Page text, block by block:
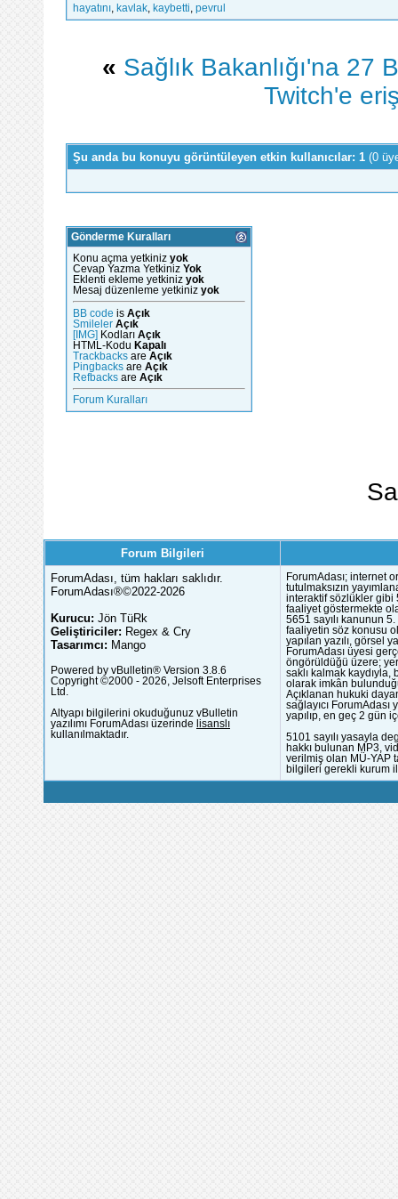
hayatını
kavlak kaybetti pevrul
« Sağlık Bakanlığı'na 27
Twitch'e
Şu anda bu konuyu görüntüleyen etkin kullanıcılar: 1 (0
Gönderme Kuralları
Konu açma yetkiniz yok
Cevap Yazma Yetkiniz Yok
Eklenti ekleme yetkiniz yok
Mesaj düzenleme yetkiniz yok
BB code is Açık
Smileler Açık
[IMG] Kodları Açık
HTML-Kodu Kapalı
Trackbacks are Açık
Pingbacks are Açık
Refbacks are Açık
Forum Kuralları
Forum Bilgileri
ForumAdası, tüm hakları saklıdır.
ForumAdası®©2022-2026
Kurucu: Jön TüRk
Geliştiriciler: Regex & Cry
Tasarımcı: Mango
Powered by vBulletin® Version 3.8.6
Copyright ©2000 - 2026, Jelsoft Enterprises
Ltd.
Altyapı bilgilerini okuduğunuz vBulletin
yazılımı ForumAdası üzerinde lisanslı
kullanılmaktadır.
ForumAdası; internet
tutulmaksızın
interaktif sözlükler gibi
faaliyet göstermekte
5651 sayılı kanunun
faaliyetin söz konusu
yapılan yazılı, görsel
ForumAdası üyesi
öngörüldüğü üzere;
saklı kalmak
olarak imkân
Açıklanan hukuki
sağlayıcı
yapılıp, en geç 2 gün
5101 sayılı yasayla
hakkı bulunan MP3,
verilmiş olan MÜ-YAP
bilgileri gerekli kurum